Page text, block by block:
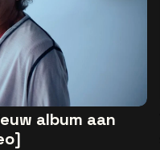
album aan